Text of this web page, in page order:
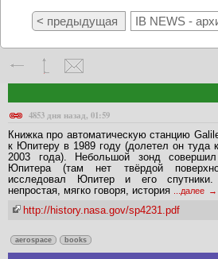
< предыдущая IB NEWS -
4853 дня назад, 01:59
Книжка про автоматическую станцию
к Юпитеру в 1989 году (долетел он туда
2003 года). Небольшой зонд
Юпитера (там нет твёрдой
исследовал Юпитер и его
непростая, мягко говоря, история
...далее
http://history.nasa.gov/sp4231.pdf
aerospace books